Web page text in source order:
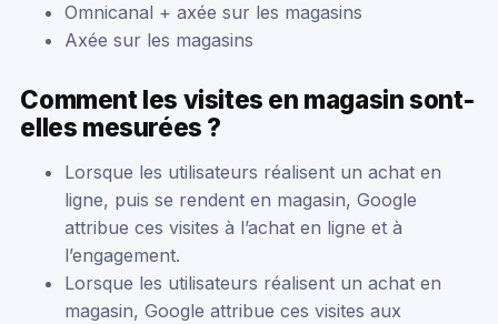
Omnicanal + axée sur les magasins
Axée sur les magasins
Comment les visites en magasin sont-
elles mesurées ?
Lorsque les utilisateurs réalisent un achat en
ligne, puis se rendent en magasin, Google
attribue ces visites à l’achat en ligne et à
l’engagement.
Lorsque les utilisateurs réalisent un achat en
magasin, Google attribue ces visites aux